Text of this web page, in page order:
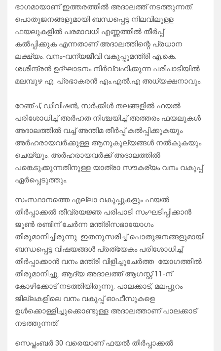
ഭാഗമായാണ് ഇത്തരത്തിൽ അദാലത്ത് നടത്തുന്നത്.
പൊതുജനങ്ങളുമായി ബന്ധപ്പെട്ട നിലവിലുള്ള
ഫയലുകളില്‍ പരമാവധി എണ്ണത്തില്‍ തീര്‍പ്പ്
കല്‍പ്പിക്കുക എന്നതാണ് അദാലത്തിന്റെ പ്രധാന
ലക്ഷ്യം. വനം-വന്യജീവി വകുപ്പുമന്ത്രി എ.കെ.
ശശീന്ദ്രന്‍ ഉദ്ഘാടനം നിര്‍വ്വഹിക്കുന്ന പരിപാടിയിൽ
മലമ്പുഴ എ. പ്രഭാകരന്‍ എം.എല്‍.എ അധ്യക്ഷനാവും.
റേഞ്ച്, ഡിവിഷന്‍, സര്‍ക്കിള്‍ തലങ്ങളില്‍ ഫയല്‍
പരിശോധിച്ച് അര്‍ഹത നിശ്ചയിച്ച് അത്തരം ഫയലുകള്‍
അദാലത്തില്‍ വച്ച് അന്തിമ തീര്‍പ്പ് കല്‍പ്പിക്കുകയും
അര്‍ഹരായവര്‍ക്കുള്ള ആനുകൂല്യങ്ങള്‍ നല്‍കുകയും
ചെയ്യും. അര്‍ഹരായവര്‍ക്ക് അദാലത്തില്‍
പങ്കെടുക്കുന്നതിനുള്ള യാത്രാ സൗകര്യം വനം വകുപ്പ്
ഏര്‍പ്പെടുത്തും.
സംസ്ഥാനത്തെ എല്ലാ വകുപ്പുകളും ഫയല്‍
തീര്‍പ്പാക്കല്‍ തീവ്രയജ്ഞ പരിപാടി സംഘടിപ്പിക്കാന്‍
ജൂണ്‍ രണ്ടിന് ചേര്‍ന്ന മന്ത്രിസഭായോഗം
തീരുമാനിച്ചിരുന്നു. ഇതനുസരിച്ച് പൊതുജനങ്ങളുമായി
ബന്ധപ്പെട്ട വിഷയങ്ങള്‍ പ്രത്യേകം പരിശോധിച്ച്
തീര്‍പ്പാക്കാന്‍ വനം മന്ത്രി വിളിച്ചുചേര്‍ത്ത യോഗത്തില്‍
തീരുമാനിച്ചു. ആദ്യ അദാലത്ത് ആഗസ്റ്റ് 11-ന്
കോഴിക്കോട് നടത്തിയിരുന്നു. പാലക്കാട്, മലപ്പുറം
ജില്ലകളിലെ വനം വകുപ്പ് ഓഫീസുകളെ
ഉള്‍ക്കൊള്ളിച്ചുക്കൊണ്ടുള്ള അദാലത്താണ് പാലക്കാട്
നടത്തുന്നത്.
സെപ്തംബര്‍ 30 വരെയാണ് ഫയല്‍ തീര്‍പ്പാക്കല്‍